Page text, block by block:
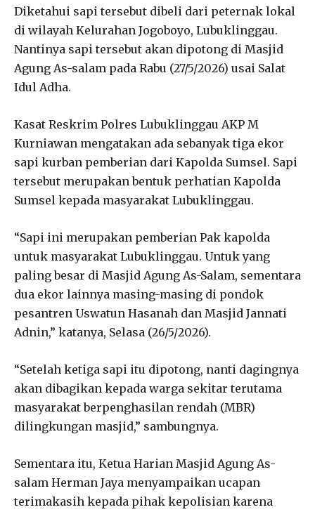
Diketahui sapi tersebut dibeli dari peternak lokal
di wilayah Kelurahan Jogoboyo, Lubuklinggau.
Nantinya sapi tersebut akan dipotong di Masjid
Agung As-salam pada Rabu (27/5/2026) usai Salat
Idul Adha.
Kasat Reskrim Polres Lubuklinggau AKP M
Kurniawan mengatakan ada sebanyak tiga ekor
sapi kurban pemberian dari Kapolda Sumsel. Sapi
tersebut merupakan bentuk perhatian Kapolda
Sumsel kepada masyarakat Lubuklinggau.
“Sapi ini merupakan pemberian Pak kapolda
untuk masyarakat Lubuklinggau. Untuk yang
paling besar di Masjid Agung As-Salam, sementara
dua ekor lainnya masing-masing di pondok
pesantren Uswatun Hasanah dan Masjid Jannati
Adnin,” katanya, Selasa (26/5/2026).
“Setelah ketiga sapi itu dipotong, nanti dagingnya
akan dibagikan kepada warga sekitar terutama
masyarakat berpenghasilan rendah (MBR)
dilingkungan masjid,” sambungnya.
Sementara itu, Ketua Harian Masjid Agung As-
salam Herman Jaya menyampaikan ucapan
terimakasih kepada pihak kepolisian karena